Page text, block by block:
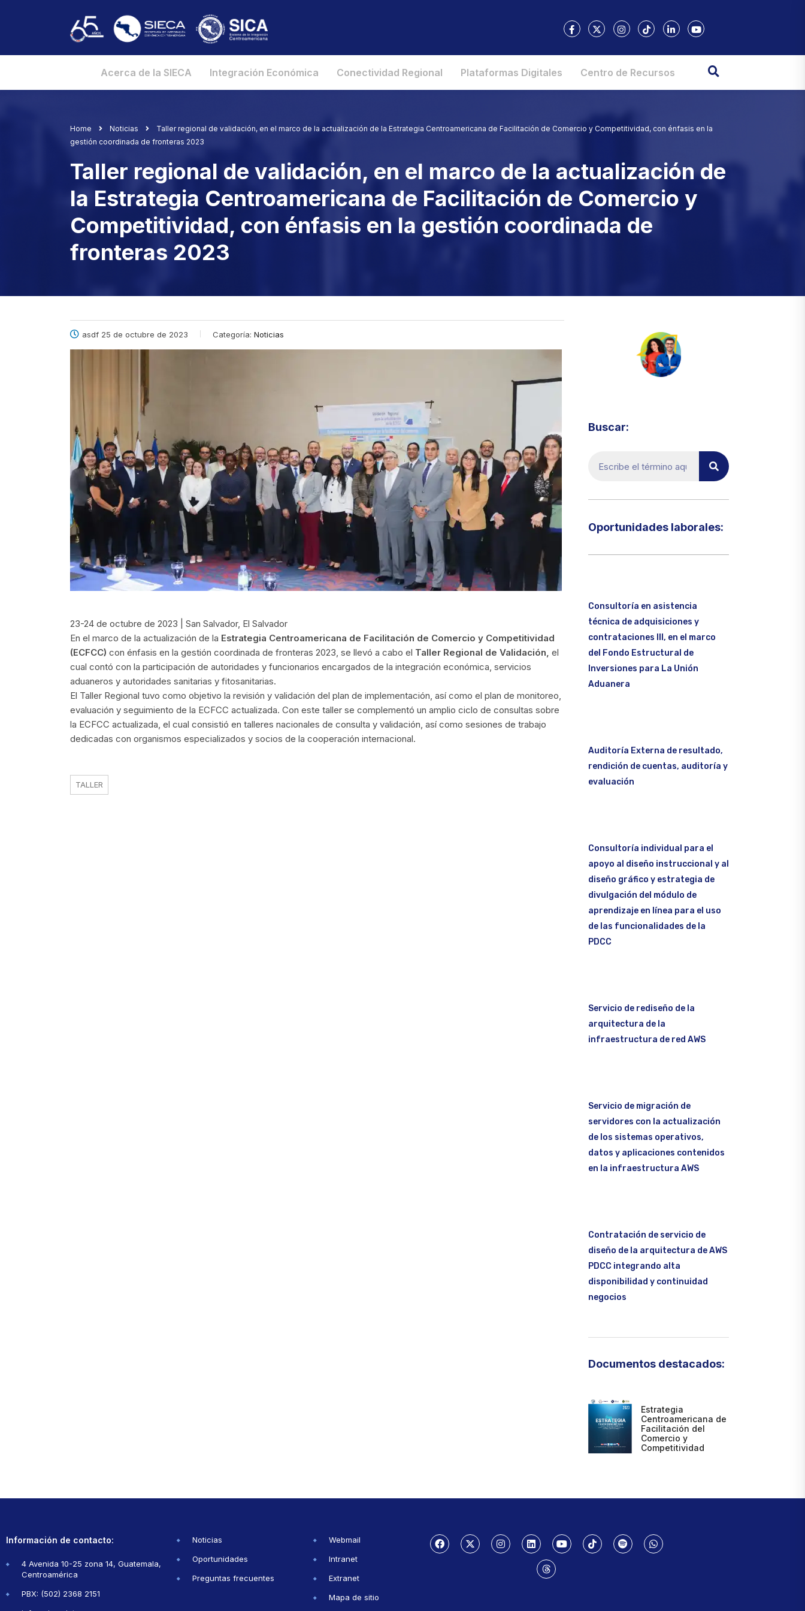
Acerca de la SIECA Integración Económica Conectividad Regional Plataformas Digitales Centro de Recursos
Home Noticias
Taller regional de validación, en el marco de la actualización de la Estrategia Centroamericana de Facilitación de Comercio y Competitividad, con énfasis en la
gestión coordinada de fronteras 2023
Taller regional de validación, en el marco de la actualización de
la Estrategia Centroamericana de Facilitación de Comercio y
Competitividad, con énfasis en la gestión coordinada de
fronteras 2023
asdf 25 de octubre de 2023 Categoría: Noticias
23-24 de octubre de 2023 | San Salvador, El Salvador
En el marco de la actualización de la Estrategia Centroamericana de Facilitación de Comercio y Competitividad
(ECFCC) con énfasis en la gestión coordinada de fronteras 2023, se llevó a cabo el Taller Regional de Validación, el
cual contó con la participación de autoridades y funcionarios encargados de la integración económica, servicios
aduaneros y autoridades sanitarias y fitosanitarias.
El Taller Regional tuvo como objetivo la revisión y validación del plan de implementación, así como el plan de monitoreo,
evaluación y seguimiento de la ECFCC actualizada. Con este taller se complementó un amplio ciclo de consultas sobre
la ECFCC actualizada, el cual consistió en talleres nacionales de consulta y validación, así como sesiones de trabajo
dedicadas con organismos especializados y socios de la cooperación internacional.
TALLER
Buscar:
Oportunidades laborales:​
Consultoría en asistencia
técnica de adquisiciones y
contrataciones III, en el marco
del Fondo Estructural de
Inversiones para La Unión
Aduanera
Auditoría Externa de resultado,
rendición de cuentas, auditoría y
evaluación
Consultoría individual para el
apoyo al diseño instruccional y al
diseño gráfico y estrategia de
divulgación del módulo de
aprendizaje en línea para el uso
de las funcionalidades de la
PDCC
Servicio de rediseño de la
arquitectura de la
infraestructura de red AWS
Servicio de migración de
servidores con la actualización
de los sistemas operativos,
datos y aplicaciones contenidos
en la infraestructura AWS
Contratación de servicio de
diseño de la arquitectura de AWS
PDCC integrando alta
disponibilidad y continuidad
negocios
Documentos destacados:
Estrategia
Centroamericana de
Facilitación del
Comercio y
Competitividad
Información de contacto:
4 Avenida 10-25 zona 14, Guatemala,
Centroamérica
PBX: (502) 2368 2151
Noticias
Oportunidades
Preguntas frecuentes
Webmail
Intranet
Extranet
Mapa de sitio